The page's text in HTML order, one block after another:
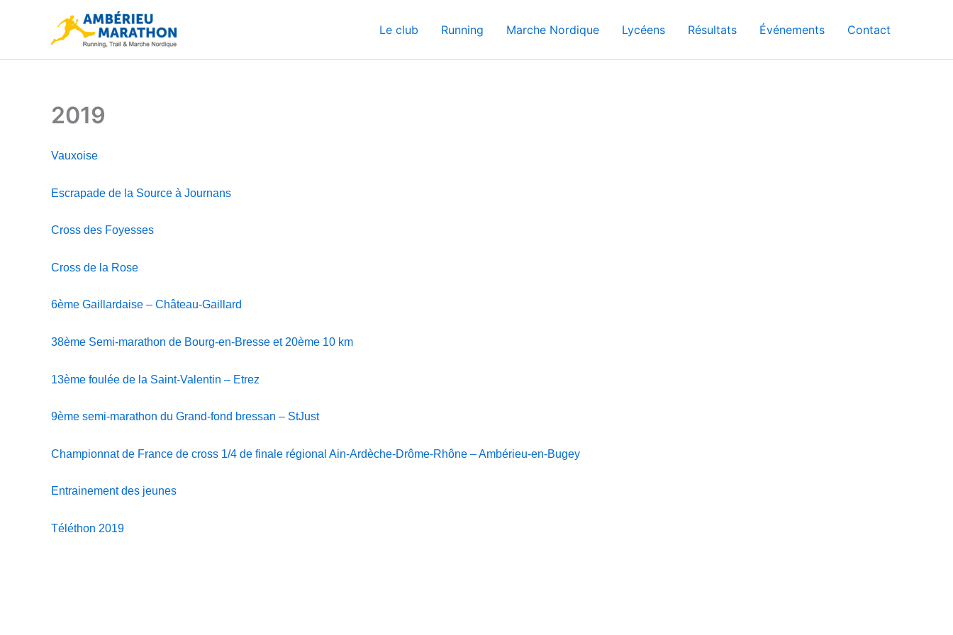
Le club Running Marche Nordique Lycéens Résultats Événements Contact
2019
Vauxoise
Escrapade de la Source à Journans
Cross des Foyesses
Cross de la Rose
6ème Gaillardaise – Château-Gaillard
38ème Semi-marathon de Bourg-en-Bresse et 20ème 10 km
13ème foulée de la Saint-Valentin – Etrez
9ème semi-marathon du Grand-fond bressan – StJust
Championnat de France de cross 1/4 de finale régional Ain-Ardèche-Drôme-Rhône – Ambérieu-en-Bugey
Entrainement des jeunes
Téléthon 2019